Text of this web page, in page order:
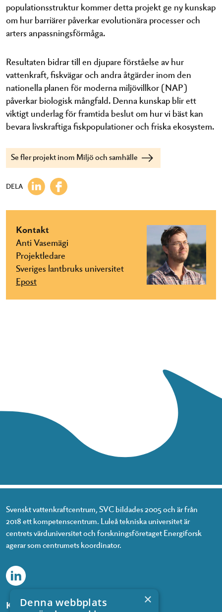
populationsstruktur kommer detta projekt ge ny kunskap
om hur barriärer påverkar evolutionära processer och
arters anpassningsförmåga.
Resultaten bidrar till en djupare förståelse av hur
vattenkraft, fiskvägar och andra åtgärder inom den
nationella planen för moderna miljövillkor (NAP)
påverkar biologisk mångfald. Denna kunskap blir ett
viktigt underlag för framtida beslut om hur vi bäst kan
bevara livskraftiga fiskpopulationer och friska ekosystem.
Se fler projekt inom Miljö och samhälle
DELA
Kontakt
Anti Vasemägi
Projektledare
Sveriges lantbruks universitet
Epost
Svenskt vattenkraftcentrum, SVC bildades 2005 och är från
2018 ett kompetenscentrum. Luleå tekniska universitet är
centrets värduniversitet och forskningsföretaget Energiforsk
agerar som centrumets koordinator.
Kontakta oss ×
Denna webbplats